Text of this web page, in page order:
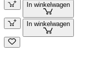
In winkelwagen
In winkelwagen